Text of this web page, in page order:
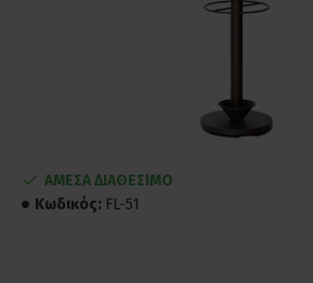
ΑΜΕΣΑ ΔΙΑΘΕΣΙΜΟ
Κωδικός: FL-51